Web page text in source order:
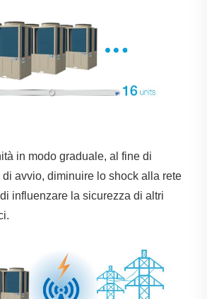
in modo graduale, al fine di
di avvio, diminuire lo shock alla rete
influenzare la sicurezza di altri